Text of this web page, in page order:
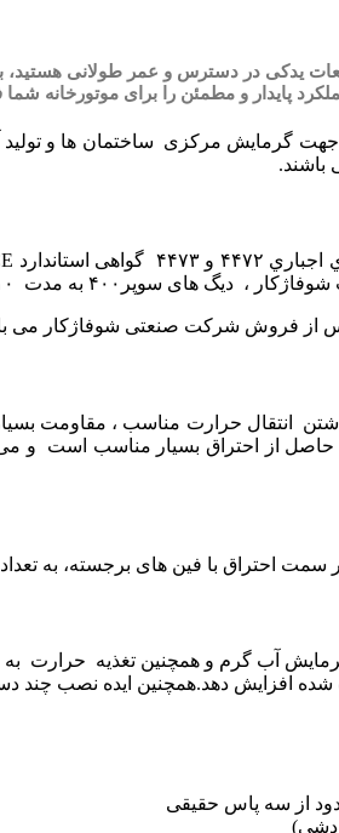
و مطمئن را برای موتورخانه شما
باشند.
به مدت ۱۰ سـال گارانتی می گردد.
شوفاژکار می باشد، نصب بویلر سوپر 4۰۰ درکلیه نقاط
بر داشتن انتقال حرارت مناسب ،
از احتراق بسیار مناسب است و
آب گرم و همچنین تغذیه حرارت
شده افزایش دهد.همچنین ایده نصب
دود از سه پاس حقیقی